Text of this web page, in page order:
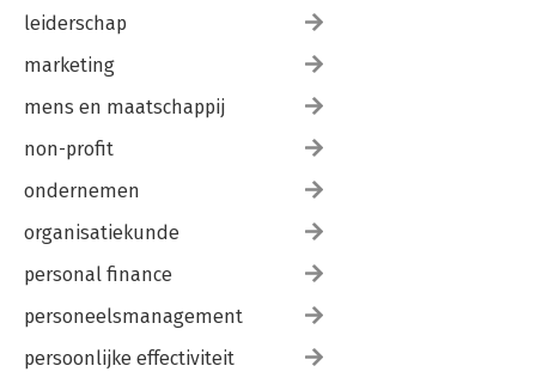
leiderschap
marketing
mens en maatschappij
non-profit
ondernemen
organisatiekunde
personal finance
personeelsmanagement
persoonlijke effectiviteit